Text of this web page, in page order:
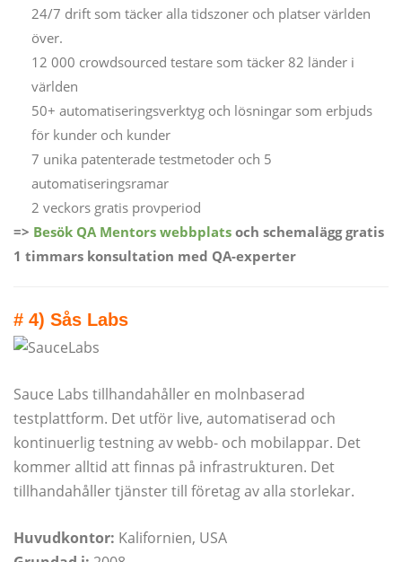
24/7 drift som täcker alla tidszoner och platser världen
över.
12 000 crowdsourced testare som täcker 82 länder i
världen
50+ automatiseringsverktyg och lösningar som erbjuds
för kunder och kunder
7 unika patenterade testmetoder och 5
automatiseringsramar
2 veckors gratis provperiod
=> Besök QA Mentors webbplats och schemalägg gratis
1 timmars konsultation med QA-experter
# 4) Sås Labs
Sauce Labs tillhandahåller en molnbaserad
testplattform. Det utför live, automatiserad och
kontinuerlig testning av webb- och mobilappar. Det
kommer alltid att finnas på infrastrukturen. Det
tillhandahåller tjänster till företag av alla storlekar.
Huvudkontor: Kalifornien, USA